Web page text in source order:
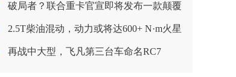
归！
破局者？联合重卡官宣即将发布一款颠覆
行业的产品！
2.5T柴油混动，动力或将达600+ N·m火星
皮卡越野越心动
再战中大型，飞凡第三台车命名RC7